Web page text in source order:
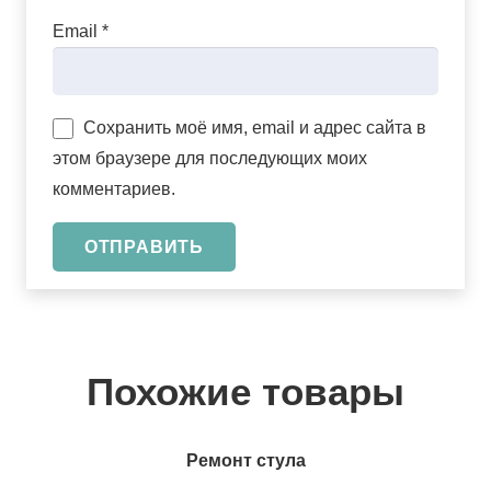
Email *
Сохранить моё имя, email и адрес сайта в
этом браузере для последующих моих
комментариев.
Похожие товары
Ремонт стула